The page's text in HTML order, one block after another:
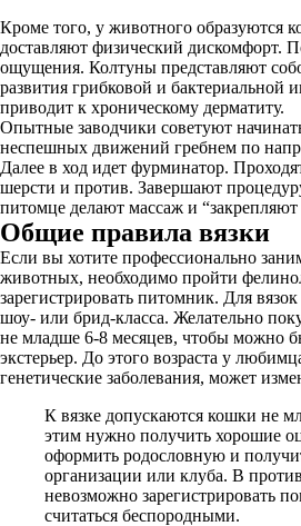
Кроме того, у животного образуются
доставляют физический дискомфорт.
ощущения. Колтуны представляют
развития грибковой и бактериальной
приводит к хроническому дерматиту.
Опытные заводчики советуют
неспешных движений гребнем по
Далее в ход идет фурминатор.
шерсти и против. Завершают
питомце делают массаж и “закрепляют
Общие правила вязки
Если вы хотите профессионально
животных, необходимо пройти
зарегистрировать питомник. Для
шоу- или брид-класса. Желательно
не младше 6-8 месяцев, чтобы можно
экстерьер. До этого возраста у
генетические заболевания, может
К вязке допускаются кошки не
этим нужно получить хорошие
оформить родословную и
организации или клуба. В
невозможно зарегистрировать
считаться беспородными.